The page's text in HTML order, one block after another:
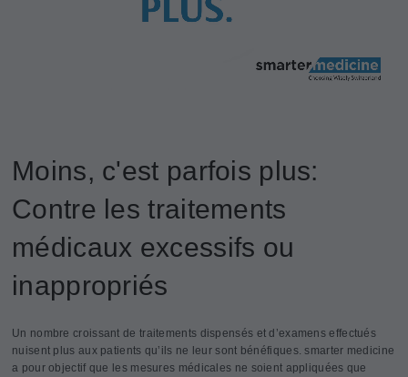
Moins, c'est parfois plus:
Contre les traitements
médicaux excessifs ou
inappropriés
Un nombre croissant de traitements dispensés et d’examens effectués
nuisent plus aux patients qu’ils ne leur sont bénéfiques. smarter medicine
a pour objectif que les mesures médicales ne soient appliquées que